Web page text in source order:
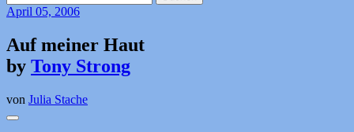
nach:
April 05, 2006
Auf meiner Haut
by Tony Strong
von Julia Stache